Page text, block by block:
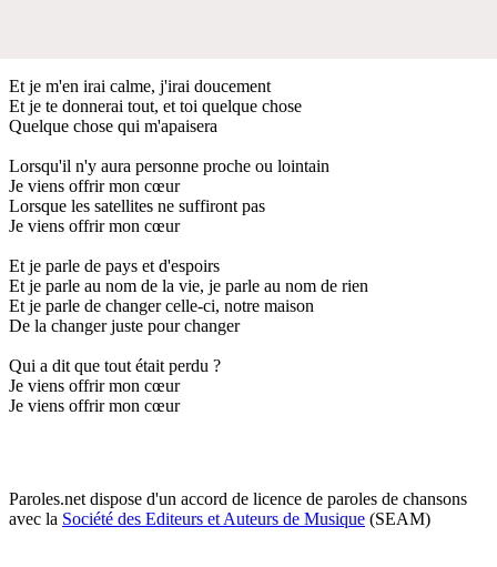
Et je m'en irai calme, j'irai doucement
Et je te donnerai tout, et toi quelque chose
Quelque chose qui m'apaisera
Lorsqu'il n'y aura personne proche ou lointain
Je viens offrir mon cœur
Lorsque les satellites ne suffiront pas
Je viens offrir mon cœur
Et je parle de pays et d'espoirs
Et je parle au nom de la vie, je parle au nom de rien
Et je parle de changer celle-ci, notre maison
De la changer juste pour changer
Qui a dit que tout était perdu ?
Je viens offrir mon cœur
Je viens offrir mon cœur
Paroles.net dispose d'un accord de licence de paroles de chansons
avec la Société des Editeurs et Auteurs de Musique (SEAM)